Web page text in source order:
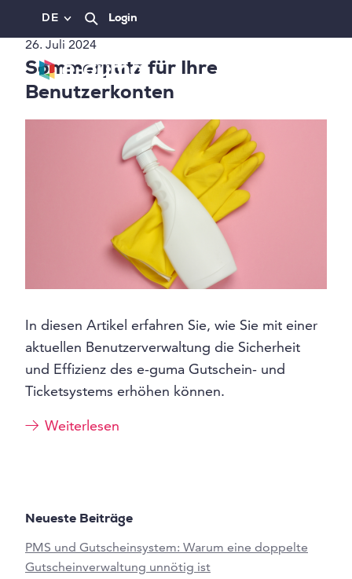
DE Login
Neueste Beiträge
PMS und Gutscheinsystem: Warum eine doppelte
Gutscheinverwaltung unnötig ist
26. Juli 2024
Sommerputz für Ihre
Benutzerkonten
In diesen Artikel erfahren Sie, wie Sie mit einer
aktuellen Benutzerverwaltung die Sicherheit
und Effizienz des e-guma Gutschein- und
Ticketsystems erhöhen können.
Weiterlesen